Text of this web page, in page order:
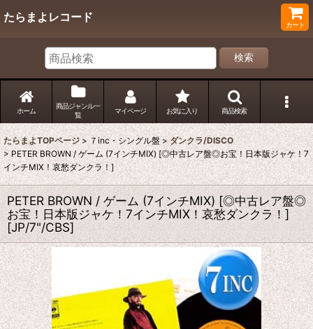
たらまよレコード
カート
検索
ホーム
商品ジャンル一
覧
マイページ お気に入り 商品検索
たらまよTOPページ > ７inc・シングル盤 > ダンクラ/DISCO
> PETER BROWN / ゲーム (7インチMIX) [◎中古レア盤◎お宝！日本版ジャケ！7
インチMIX！哀愁ダンクラ！]
PETER BROWN / ゲーム (7インチMIX) [◎中古レア盤◎
お宝！日本版ジャケ！7インチMIX！哀愁ダンクラ！]
[JP/7"/CBS]